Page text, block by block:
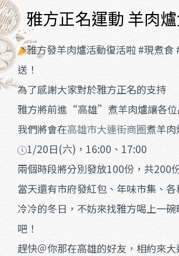
雅方正名運動 羊肉
雅方發羊肉爐活動復活啦 #現煮食
送！
為了感謝大家對於雅方正名的支持
雅方將前進“高雄”煮羊肉爐讓各位
我們將會在高雄市大連街商圈煮羊
1/20日(六)，16:00、17:00
兩個時段將分別發放100份，共200
當天還有市府發紅包、年味市集、
冷冷的冬日，不妨來找雅方喝上一
吧！
趕快＠你那在高雄的好友，相約來